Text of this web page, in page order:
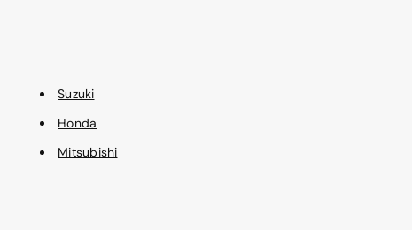
Suzuki
Honda
Mitsubishi